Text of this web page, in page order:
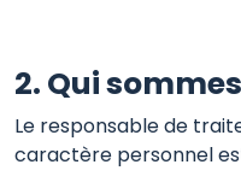
2. Qui
Le responsable de
caractère personnel est